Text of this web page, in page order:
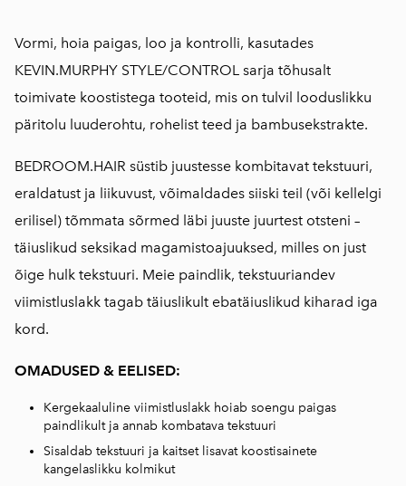
Vormi, hoia paigas, loo ja kontrolli, kasutades
KEVIN.MURPHY STYLE/CONTROL sarja tõhusalt
toimivate koostistega tooteid, mis on tulvil looduslikku
päritolu luuderohtu, rohelist teed ja bambusekstrakte.
BEDROOM.HAIR süstib juustesse kombitavat tekstuuri,
eraldatust ja liikuvust, võimaldades siiski teil (või kellelgi
erilisel) tõmmata sõrmed läbi juuste juurtest otsteni –
täiuslikud seksikad magamistoajuuksed, milles on just
õige hulk tekstuuri. Meie paindlik, tekstuuriandev
viimistluslakk tagab täiuslikult ebatäiuslikud kiharad iga
kord.
OMADUSED & EELISED:
Kergekaaluline viimistluslakk hoiab soengu paigas
paindlikult ja annab kombatava tekstuuri
Sisaldab tekstuuri ja kaitset lisavat koostisainete
kangelaslikku kolmikut